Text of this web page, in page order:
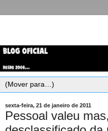
sexta-feira, 21 de janeiro de 2011
Pessoal valeu